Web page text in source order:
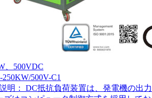
、500VDC
500V-C1
明： DC抵抗負荷装置は、発電機の出